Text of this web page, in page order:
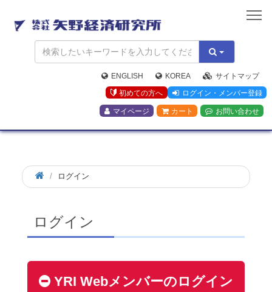
矢
野
経
済
研
究
所
ENGLISH KOREA
サイトマップ
初めての方へ
ログイン・メンバー登録
マイページ カート お問い合わせ
ログイン
ログイン
YRI Webメンバーのログイン